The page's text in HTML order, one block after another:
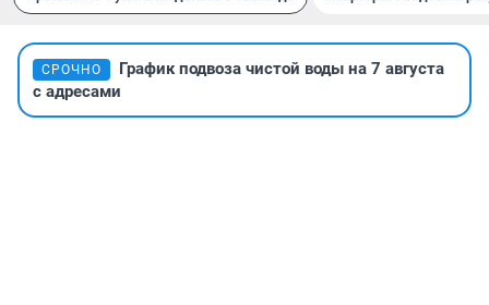
СРОЧНО
График подвоза чистой воды на 7 августа
с адресами